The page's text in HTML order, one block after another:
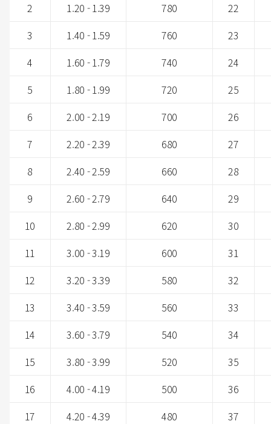
2
1.20 - 1.39 780 22
3
1.40 - 1.59 760 23
4
1.60 - 1.79 740 24
5
1.80 - 1.99 720 25
6
2.00 - 2.19 700 26
7
2.20 - 2.39 680 27
8
2.40 - 2.59 660 28
9
2.60 - 2.79 640 29
10
2.80 - 2.99 620 30
11
3.00 - 3.19 600 31
12
3.20 - 3.39 580 32
13
3.40 - 3.59 560 33
14
3.60 - 3.79 540 34
15
3.80 - 3.99 520 35
16
4.00 - 4.19 500 36
17
4.20 - 4.39 480 37